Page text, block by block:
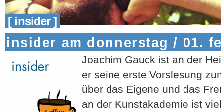
[ insider ]
insider am donnerstag / 01.
Joachim Gauck ist an der
er seine erste Vorslesung
über das Eigene und das
an der Kunstakademie ist